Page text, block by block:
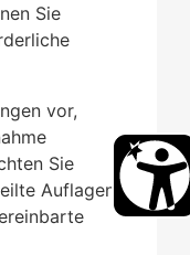
Sie
vor,
Sie
Auflagen,